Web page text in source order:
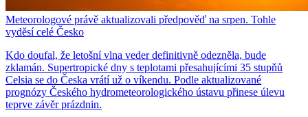
Meteorologové právě aktualizovali předpověď na srpen. Tohle
vyděsí celé Česko
Kdo doufal, že letošní vlna veder definitivně odezněla, bude
zklamán. Supertropické dny s teplotami přesahujícími 35 stupňů
Celsia se do Česka vrátí už o víkendu. Podle aktualizované
prognózy Českého hydrometeorologického ústavu přinese úlevu
teprve závěr prázdnin.